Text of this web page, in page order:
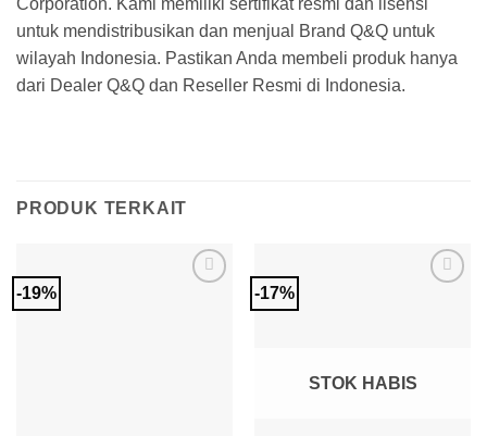
untuk mendistribusikan dan menjual Brand Q&Q untuk
wilayah Indonesia. Pastikan Anda membeli produk hanya
dari Dealer Q&Q dan Reseller Resmi di Indonesia.
PRODUK TERKAIT
-19% -17%
STOK HABIS